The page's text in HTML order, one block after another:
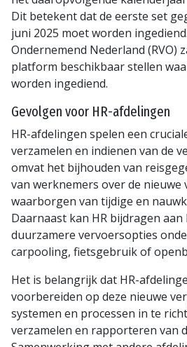
Dit betekent dat de eerste set
juni 2025 moet worden
Ondernemend Nederland (RVO)
platform beschikbaar stellen
worden ingediend.
Gevolgen voor HR-afdelingen
HR-afdelingen spelen een
verzamelen en indienen van de
omvat het bijhouden van
van werknemers over de nieuwe
waarborgen van tijdige en
Daarnaast kan HR bijdragen
duurzamere vervoersopties
carpooling, fietsgebruik of
Het is belangrijk dat HR-
voorbereiden op deze nieuwe
systemen en processen in te
verzamelen en rapporteren van